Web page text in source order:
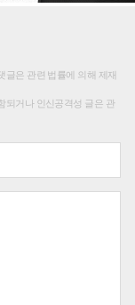
글은 관련 법률에 의해 제재
되거나 인신공격성 글은 관